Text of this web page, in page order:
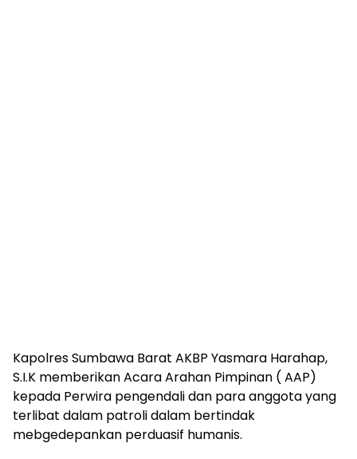
Kapolres Sumbawa Barat AKBP Yasmara Harahap,
S.I.K memberikan Acara Arahan Pimpinan ( AAP)
kepada Perwira pengendali dan para anggota yang
terlibat dalam patroli dalam bertindak
mebgedepankan perduasif humanis.